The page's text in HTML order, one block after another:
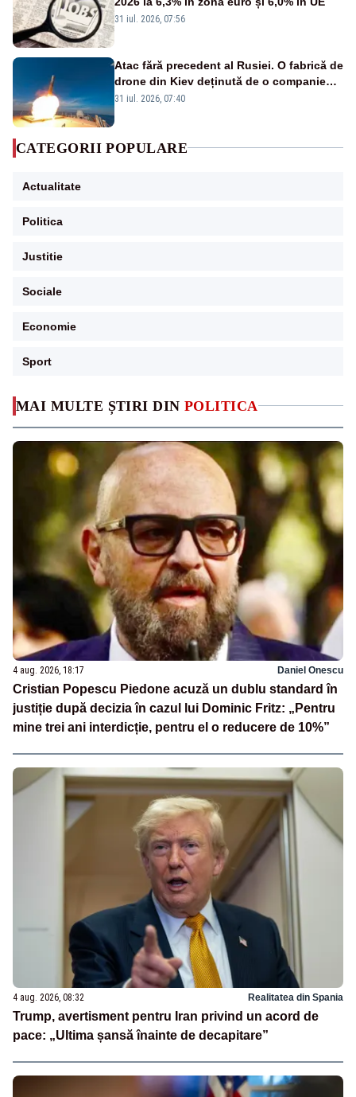
MAI MULTE ȘTIRI DIN POLITICA
4 aug. 2026, 18:17 Daniel Onescu
Cristian Popescu Piedone acuză un dublu standard în
justiție după decizia în cazul lui Dominic Fritz: „Pentru
mine trei ani interdicție, pentru el o reducere de 10%”
4 aug. 2026, 08:32 Realitatea din Spania
Trump, avertisment pentru Iran privind un acord de
pace: „Ultima șansă înainte de decapitare”
31 iul. 2026, 07:56
Atac fără precedent al Rusiei. O fabrică de
drone din Kiev deținută de o companie
americană, distrusă de o rachetă
31 iul. 2026, 07:40
CATEGORII POPULARE
Actualitate
Politica
Justitie
Sociale
Economie
Sport